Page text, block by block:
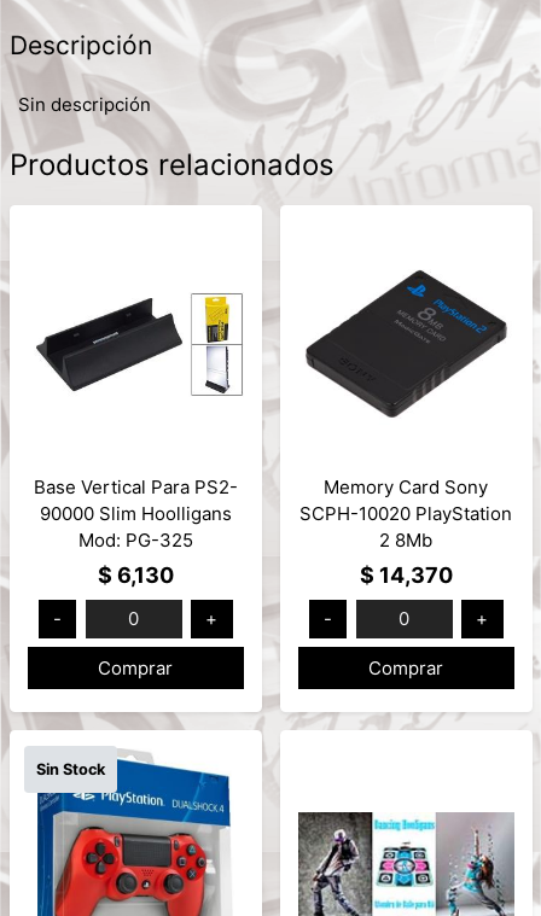
Descripción
Sin descripción
Productos relacionados
Base Vertical Para PS2-
90000 Slim Hoolligans
Mod: PG-325
$ 6,130
- 0 +
Comprar
Memory Card Sony
SCPH-10020 PlayStation
2 8Mb
$ 14,370
- 0 +
Comprar
Sin Stock